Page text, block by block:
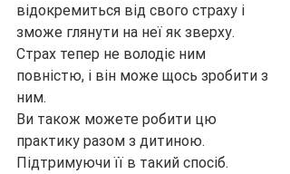
відокремиться від свого страху і
зможе глянути на неї як зверху.
Страх тепер не володіє ним
повністю, і він може щось зробити з
ним.
Ви також можете робити цю
практику разом з дитиною.
Підтримуючи її в такий спосіб.